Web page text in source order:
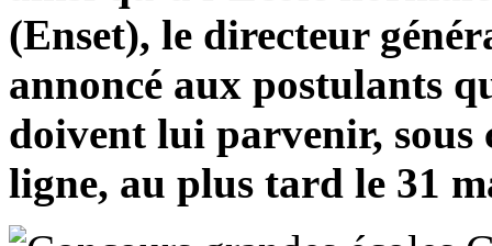
(Enset), le directeur
annoncé aux postulants
doivent lui parvenir, sous
ligne, au plus tard le 31